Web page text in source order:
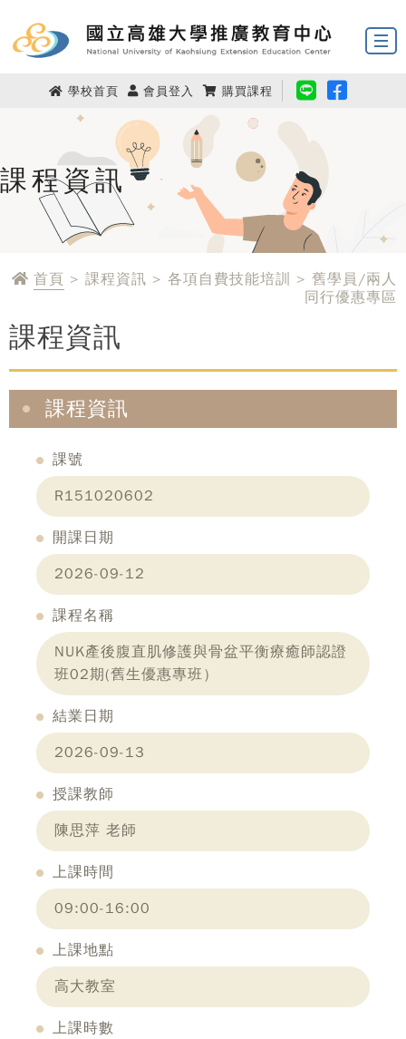
學校首頁 會員登入 購買課程
課程資訊
首頁 > 課程資訊 > 各項自費技能培訓 > 舊學員/兩人
同行優惠專區
課程資訊
課程資訊
課號
R151020602
開課日期
2026-09-12
課程名稱
NUK產後腹直肌修護與骨盆平衡療癒師認證
班02期(舊生優惠專班）
結業日期
2026-09-13
授課教師
陳思萍 老師
上課時間
09:00-16:00
上課地點
高大教室
上課時數